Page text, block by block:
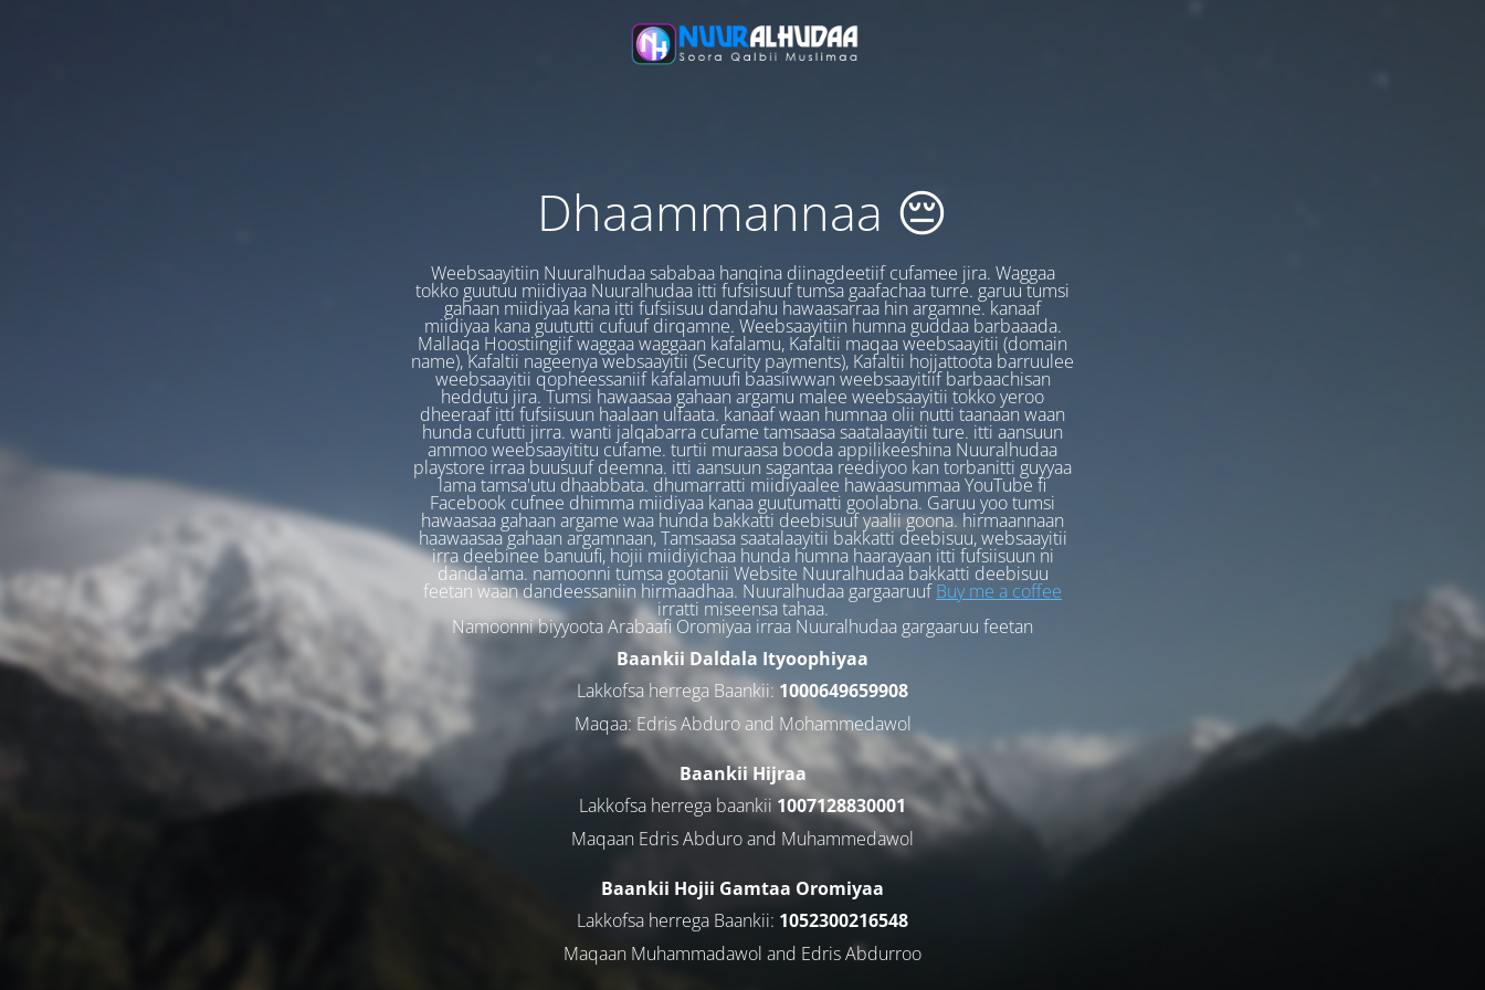
Dhaammannaa 😔
Weebsaayitiin Nuuralhudaa sababaa hanqina diinagdeetiif cufamee jira. Waggaa
tokko guutuu miidiyaa Nuuralhudaa itti fufsiisuuf tumsa gaafachaa turre. garuu tumsi
gahaan miidiyaa kana itti fufsiisuu dandahu hawaasarraa hin argamne. kanaaf
miidiyaa kana guututti cufuuf dirqamne. Weebsaayitiin humna guddaa barbaaada.
Mallaqa Hoostiingiif waggaa waggaan kafalamu, Kafaltii maqaa weebsaayitii (domain
name), Kafaltii nageenya websaayitii (Security payments), Kafaltii hojjattoota barruulee
weebsaayitii qopheessaniif kafalamuufi baasiiwwan weebsaayitiif barbaachisan
heddutu jira. Tumsi hawaasaa gahaan argamu malee weebsaayitii tokko yeroo
dheeraaf itti fufsiisuun haalaan ulfaata. kanaaf waan humnaa olii nutti taanaan waan
hunda cufutti jirra. wanti jalqabarra cufame tamsaasa saatalaayitii ture. itti aansuun
ammoo weebsaayititu cufame. turtii muraasa booda appilikeeshina Nuuralhudaa
playstore irraa buusuuf deemna. itti aansuun sagantaa reediyoo kan torbanitti guyyaa
lama tamsa'utu dhaabbata. dhumarratti miidiyaalee hawaasummaa YouTube fi
Facebook cufnee dhimma miidiyaa kanaa guutumatti goolabna. Garuu yoo tumsi
hawaasaa gahaan argame waa hunda bakkatti deebisuuf yaalii goona. hirmaannaan
haawaasaa gahaan argamnaan, Tamsaasa saatalaayitii bakkatti deebisuu, websaayitii
irra deebinee banuufi, hojii miidiyichaa hunda humna haarayaan itti fufsiisuun ni
danda'ama. namoonni tumsa gootanii Website Nuuralhudaa bakkatti deebisuu
feetan waan dandeessaniin hirmaadhaa. Nuuralhudaa gargaaruufBuy me a coffee
irratti miseensa tahaa.
Namoonni biyyoota Arabaafi Oromiyaa irraa Nuuralhudaa gargaaruu feetan
Baankii Daldala Ityoophiyaa
Lakkofsa herrega Baankii: 1000649659908
Maqaa: Edris Abduro and Mohammedawol
Baankii Hijraa
Lakkofsa herrega baankii 1007128830001
Maqaan Edris Abduro and Muhammedawol
Baankii Hojii Gamtaa Oromiyaa
Lakkofsa herrega Baankii: 1052300216548
Maqaan Muhammadawol and Edris Abdurroo